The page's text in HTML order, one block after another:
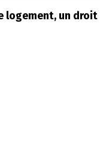
logement, un